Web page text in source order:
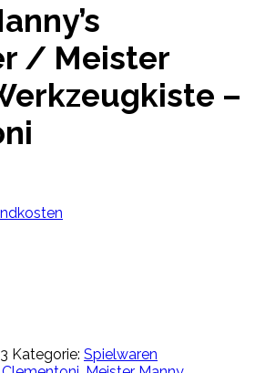
/ Meister
–
Kategorie: Spielwaren